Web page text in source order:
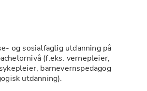
og sosialfaglig utdanning på
(f.eks. vernepleier,
barnevernspedagog
utdanning).